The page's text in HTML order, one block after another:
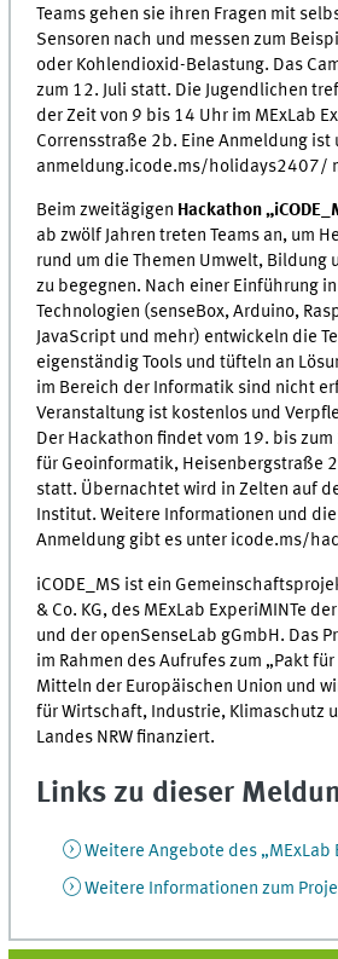
Teams gehen sie ihren Fragen mit
Sensoren nach und messen zum
oder Kohlendioxid-Belastung. Das
zum 12. Juli statt. Die Jugendlichen
der Zeit von 9 bis 14 Uhr im MExLab
Corrensstraße 2b. Eine Anmeldung ist
anmeldung.icode.ms/holidays2407/
Beim zweitägigen Hackathon
ab zwölf Jahren treten Teams an, um
rund um die Themen Umwelt,
zu begegnen. Nach einer Einführung
Technologien (senseBox, Arduino,
JavaScript und mehr) entwickeln die
eigenständig Tools und tüfteln an
im Bereich der Informatik sind nicht
Veranstaltung ist kostenlos und
Der Hackathon findet vom 19. bis
für Geoinformatik, Heisenbergstraße
statt. Übernachtet wird in Zelten auf
Institut. Weitere Informationen und
Anmeldung gibt es unter icode.ms/
iCODE_MS ist ein
& Co. KG, des MExLab ExperiMINTe
und der openSenseLab gGmbH. Das
im Rahmen des Aufrufes zum „Pakt
Mitteln der Europäischen Union und
für Wirtschaft, Industrie, Klimaschutz
Landes NRW finanziert.
Links zu dieser
Weitere Angebote des „MExLab
Weitere Informationen zum